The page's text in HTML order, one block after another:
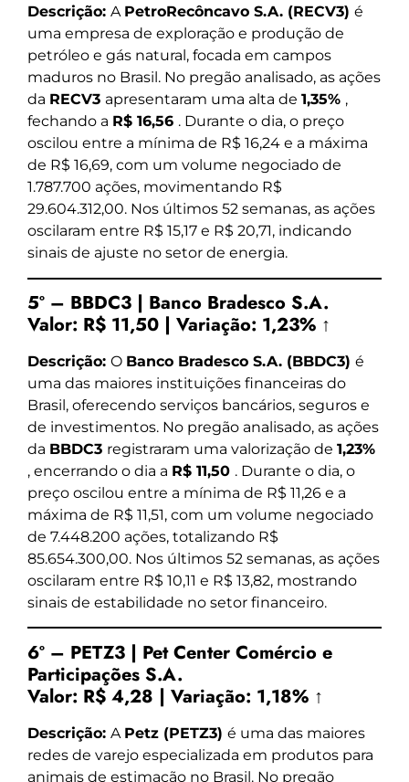
Descrição: A PetroRecôncavo S.A. (RECV3) é
uma empresa de exploração e produção de
petróleo e gás natural, focada em campos
maduros no Brasil. No pregão analisado, as ações
da RECV3 apresentaram uma alta de 1,35% ,
fechando a R$ 16,56 . Durante o dia, o preço
oscilou entre a mínima de R$ 16,24 e a máxima
de R$ 16,69, com um volume negociado de
1.787.700 ações, movimentando R$
29.604.312,00. Nos últimos 52 semanas, as ações
oscilaram entre R$ 15,17 e R$ 20,71, indicando
sinais de ajuste no setor de energia.
5º – BBDC3 | Banco Bradesco S.A.
Valor: R$ 11,50 | Variação: 1,23% ↑
Descrição: O Banco Bradesco S.A. (BBDC3) é
uma das maiores instituições financeiras do
Brasil, oferecendo serviços bancários, seguros e
de investimentos. No pregão analisado, as ações
da BBDC3 registraram uma valorização de 1,23%
, encerrando o dia a R$ 11,50 . Durante o dia, o
preço oscilou entre a mínima de R$ 11,26 e a
máxima de R$ 11,51, com um volume negociado
de 7.448.200 ações, totalizando R$
85.654.300,00. Nos últimos 52 semanas, as ações
oscilaram entre R$ 10,11 e R$ 13,82, mostrando
sinais de estabilidade no setor financeiro.
6º – PETZ3 | Pet Center Comércio e
Participações S.A.
Valor: R$ 4,28 | Variação: 1,18% ↑
Descrição: A Petz (PETZ3) é uma das maiores
redes de varejo especializada em produtos para
animais de estimação no Brasil. No pregão